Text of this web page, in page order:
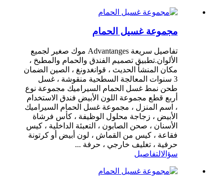
مجموعة غسيل الحمام
تفاصيل سريعة Advantanges موك صغير لجميع
الألوان.تطبيق تصميم الفندق والحمام والمطبخ ،
مكان المنشأ الحديث ، قوانغدونغ ، الصين الضمان
3 سنوات المعالجة السطحية منقوشة ، غسل
طحن نمط غسل الحمام السيراميك مجموعة نوع
أربع قطع مجموعة اللون الأبيض فندق الاستخدام
، اسم المنزل ، مجموعة غسل الحمام السيراميك
الأبيض ، زجاجة محلول الوظيفة ، كأس فرشاة
الأسنان ، صحن الصابون ، التعبئة الداخلية ، كيس
فقاعة ، كيس من القماش ، لون أبيض أو كرتونة
حرفية ، تغليف خارجي ، حرفة ...
سؤالالتفاصيل